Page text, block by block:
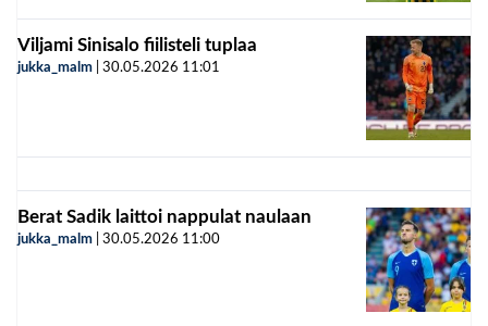
Viljami Sinisalo fiilisteli tuplaa
jukka_malm 30.05.2026 11:01
Berat Sadik laittoi nappulat naulaan
jukka_malm 30.05.2026 11:00